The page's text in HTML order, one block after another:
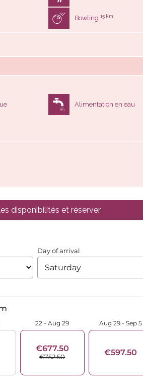
Bowling 15 km
Alimentation en eau
disponibilités et réserver